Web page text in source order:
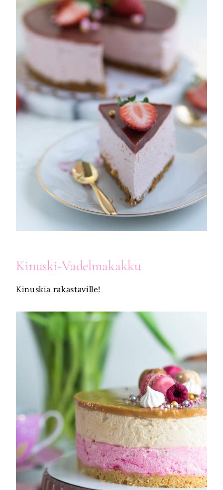
Kinuski-Vadelmakakku
Kinuskia rakastaville!